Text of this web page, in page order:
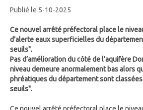
Publié le 5-10-2025
Ce nouvel arrêté préfectoral place le
d’alerte eaux superficielles du
seuils".
Pas d’amélioration du côté de l’aquifère
niveau demeure anormalement bas alors
phréatiques du département sont
seuils".